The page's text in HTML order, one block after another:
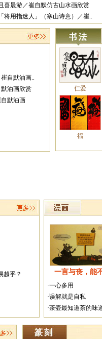
喜晨游／崔自默仿古山水画欣赏
将用指迷人」（寒山诗意）／崔..
自默油画..
默油画欣赏
自默油画
仁爱
福
越乎？
一言与丧，能
·一心多用
·误解就是自私
·茶壶最知道茶的